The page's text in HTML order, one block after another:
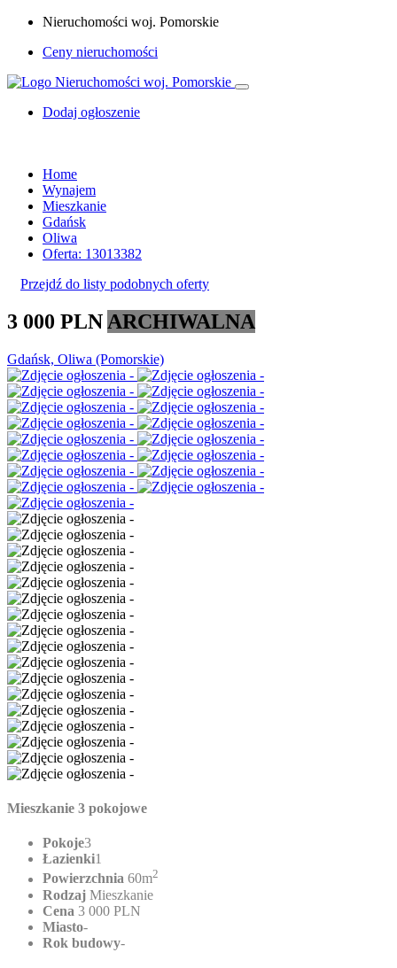
Nieruchomości woj. Pomorskie
Ceny nieruchomości
Dodaj ogłoszenie
Home
Wynajem
Mieszkanie
Gdańsk
Oliwa
Oferta: 13013382
Przejdź do listy podobnych oferty
3 000 PLN ARCHIWALNA
Gdańsk, Oliwa (Pomorskie)
Mieszkanie 3 pokojowe
Pokoje3
Łazienki1
Powierzchnia 60m2
Rodzaj Mieszkanie
Cena 3 000 PLN
Miasto-
Rok budowy-